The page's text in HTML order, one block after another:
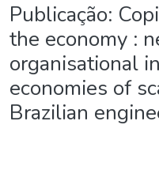
Publicação:
the economy :
organisational
economies of
Brazilian